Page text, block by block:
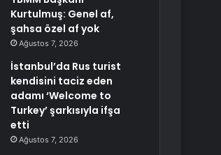
Kurtulmuş: Genel af,
şahsa özel af yok
Ağustos 7, 2026
İstanbul’da Rus turist
kendisini taciz eden
adamı ‘Welcome to
Turkey’ şarkısıyla ifşa
etti
Ağustos 7, 2026